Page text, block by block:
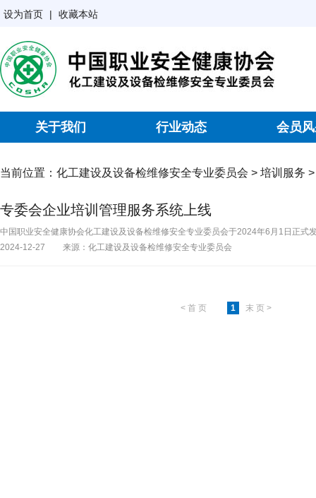
设为首页 | 收藏本站
关于我们 行业动态 会员
当前位置： 化工建设及设备检维修安全专业委员会 > 培训服务
专委会企业培训管理服务系统上线
中国职业安全健康协会化工建设及设备检维修安全专业委员会于2024年6月1日正
2024-12-27
来源：化工建设及设备检维修安全专业委员会
< 首 页 1 末 页 >